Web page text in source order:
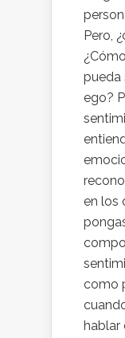
Pero,
pueda
ego?
en los
como
hablar